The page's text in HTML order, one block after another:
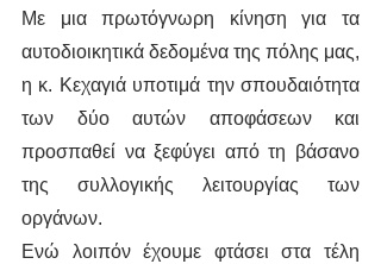
Με μια πρωτόγνωρη κίνηση για τα
αυτοδιοικητικά δεδομένα της πόλης μας,
η κ. Κεχαγιά υποτιμά την σπουδαιότητα
των δύο αυτών αποφάσεων και
προσπαθεί να ξεφύγει από τη βάσανο
της συλλογικής λειτουργίας των
οργάνων.
Ενώ λοιπόν έχουμε φτάσει στα τέλη